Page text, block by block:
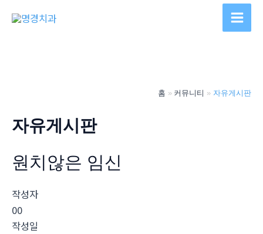
Main
홈 커뮤니티 자유게시판
자유게시판
원치않은 임신
작성자
00
작성일